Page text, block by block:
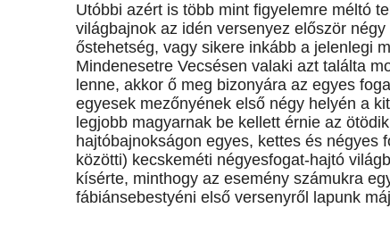
Utóbbi azért is több mint figyelemre méltó
világbajnok az idén versenyez először
őstehetség, vagy sikere inkább a jelenlegi
Mindenesetre Vecsésen valaki azt találta
lenne, akkor ő meg bizonyára az egyes
egyesek mezőnyének első négy helyén a
legjobb magyarnak be kellett érnie az
hajtóbajnokságon egyes, kettes és négyes
közötti) kecskeméti négyesfogat-hajtó
kísérte, minthogy az esemény számukra
fábiánsebestyéni első versenyről lapunk